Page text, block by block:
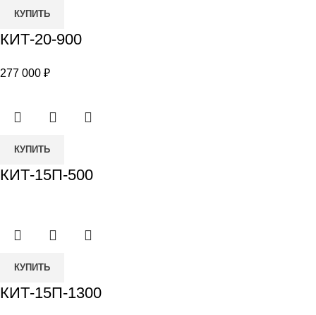
Количество
КИТ-20-
КУПИТЬ
КИТ-20-900
277 000 ₽
КУПИТЬ
КИТ-15П-500
КУПИТЬ
КИТ-15П-1300